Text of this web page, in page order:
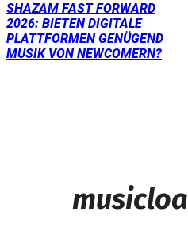
SHAZAM FAST FORWARD
2026: BIETEN DIGITALE
PLATTFORMEN GENÜGEND
MUSIK VON NEWCOMERN?